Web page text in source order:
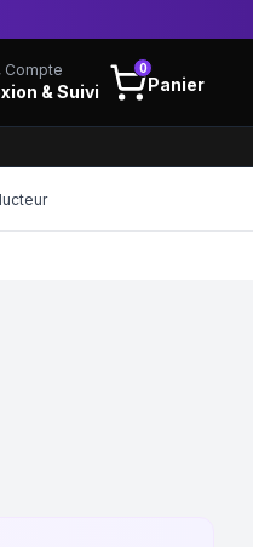
Compte
& Suivi
0
Panier